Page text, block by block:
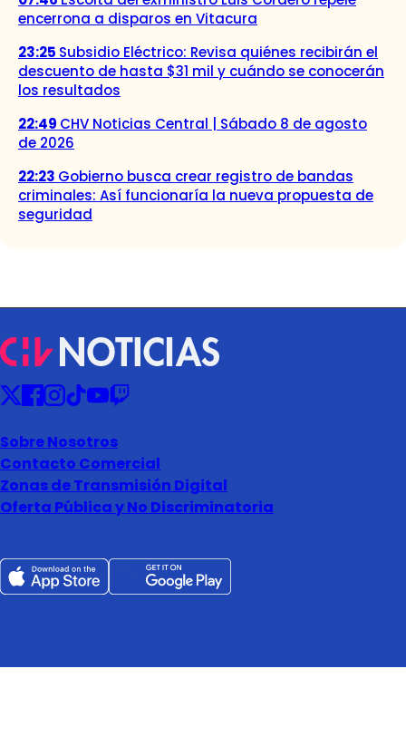
encerrona a disparos en Vitacura
23:25 Subsidio Eléctrico: Revisa quiénes recibirán el
descuento de hasta $31 mil y cuándo se conocerán
los resultados
22:49 CHV Noticias Central | Sábado 8 de agosto
de 2026
22:23 Gobierno busca crear registro de bandas
criminales: Así funcionaría la nueva propuesta de
seguridad
Sobre Nosotros
Contacto Comercial
Zonas de Transmisión Digital
Oferta Pública y No Discriminatoria